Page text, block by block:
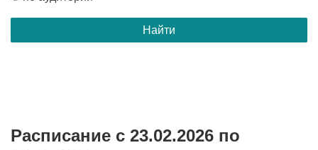
Расписание с 23.02.2026 по